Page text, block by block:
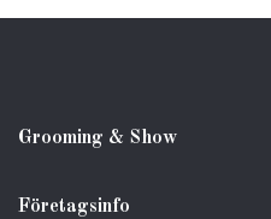
Grooming & Show
Företagsinfo